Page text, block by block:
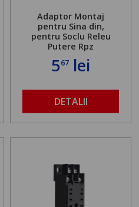
Adaptor Montaj
pentru Sina din,
pentru Soclu Releu
Putere Rpz
567 lei
DETALII